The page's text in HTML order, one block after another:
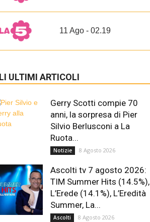
11 Ago - 02.19
ULTIMI ARTICOLI
Gerry Scotti compie 70
anni, la sorpresa di Pier
Silvio Berlusconi a La
Ruota...
Notizie 8 Agosto 2026
Ascolti tv 7 agosto 2026:
TIM Summer Hits (14.5%),
L’Erede (14.1%), L’Eredità
Summer, La...
Ascolti 8 Agosto 2026